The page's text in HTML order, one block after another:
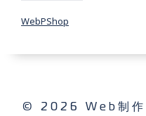
WebPShop
© 2026 Web制